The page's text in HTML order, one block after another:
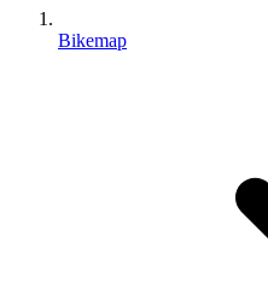
Bikemap